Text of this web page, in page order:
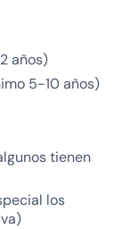
años)
5-10 años)
tienen
los